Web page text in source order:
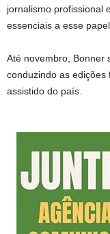
jornalismo profissional
essenciais a esse
Até novembro, Bonner
conduzindo as
assistido do país.